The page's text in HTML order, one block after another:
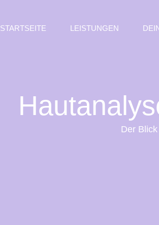
STARTSEITE LEISTUNGEN
Der